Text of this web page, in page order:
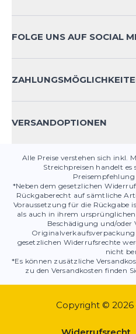
KONTAKT
PRODUKTSICHERHEIT
FOLGE UNS AUF SOCIAL
VERSANDOPTIONEN
Alle Preise verstehen sich inkl.
Streichpreisen handelt
Preisempfehlung
*Neben dem gesetzlichen
Rückgaberecht auf sämtliche
Voraussetzung für die Rückgabe
als auch in ihrem
Beschädigung und/
gesetzlichen Widerrufsrechte
nicht
*Es können zusätzliche
zu den Versandkosten finden
Copyright © 2026
Widerrufsrecht